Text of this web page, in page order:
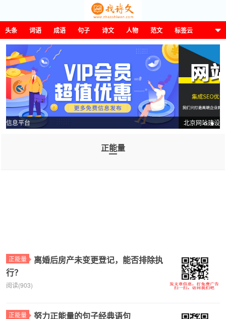
这诗那文找诗文
头条 词语 成语 句子 诗文 人物 范文 标签云
北京网站建设
正能量
正能量
离婚后房产未变更登记，能否排除执
行？
阅读(903)
正能量 努力正能量的句子经典语句